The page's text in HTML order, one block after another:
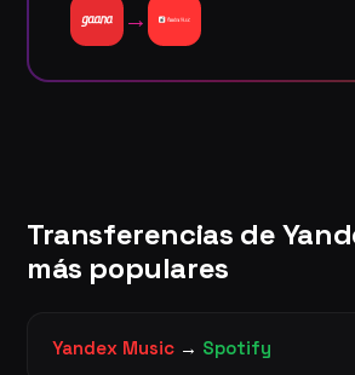
→
Transferencias de
más populares
Yandex Music → Spotify